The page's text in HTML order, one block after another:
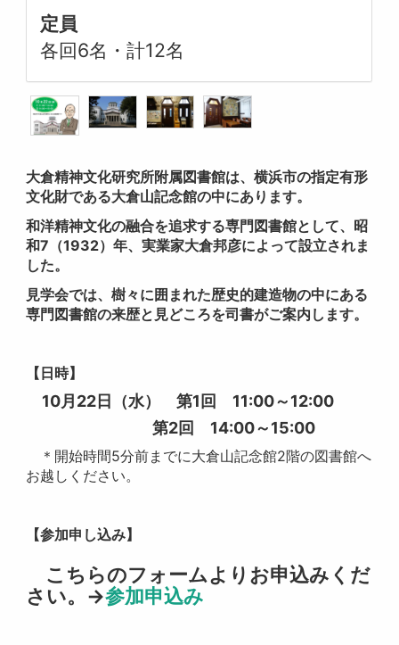
定員
各回6名・計12名
大倉精神文化研究所附属図書館は、横浜市の指定有形
文化財である大倉山記念館の中にあります。
和洋精神文化の融合を追求する専門図書館として、昭
和7（1932）年、実業家大倉邦彦によって設立されま
した。
見学会では、樹々に囲まれた歴史的建造物の中にある
専門図書館の来歴と見どころを司書がご案内します。
【日時】
10月22日（水） 第1回 11:00～12:00
第2回 14:00～15:00
＊開始時間5分前までに大倉山記念館2階の図書館へ
お越しください。
【参加申し込み】
こちらのフォームよりお申込みくだ
さい。→参加申込み